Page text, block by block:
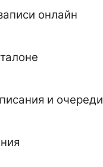
онлайн
и очереди